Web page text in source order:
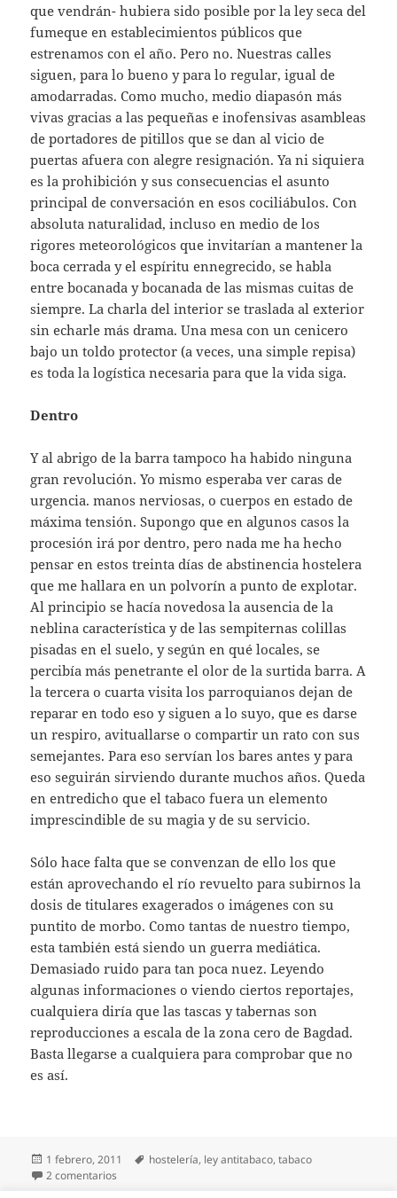
que vendrán- hubiera sido posible por la ley seca del
fumeque en establecimientos públicos que
estrenamos con el año. Pero no. Nuestras calles
siguen, para lo bueno y para lo regular, igual de
amodarradas. Como mucho, medio diapasón más
vivas gracias a las pequeñas e inofensivas asambleas
de portadores de pitillos que se dan al vicio de
puertas afuera con alegre resignación. Ya ni siquiera
es la prohibición y sus consecuencias el asunto
principal de conversación en esos cociliábulos. Con
absoluta naturalidad, incluso en medio de los
rigores meteorológicos que invitarían a mantener la
boca cerrada y el espíritu ennegrecido, se habla
entre bocanada y bocanada de las mismas cuitas de
siempre. La charla del interior se traslada al exterior
sin echarle más drama. Una mesa con un cenicero
bajo un toldo protector (a veces, una simple repisa)
es toda la logística necesaria para que la vida siga.
Dentro
Y al abrigo de la barra tampoco ha habido ninguna
gran revolución. Yo mismo esperaba ver caras de
urgencia. manos nerviosas, o cuerpos en estado de
máxima tensión. Supongo que en algunos casos la
procesión irá por dentro, pero nada me ha hecho
pensar en estos treinta días de abstinencia hostelera
que me hallara en un polvorín a punto de explotar.
Al principio se hacía novedosa la ausencia de la
neblina característica y de las sempiternas colillas
pisadas en el suelo, y según en qué locales, se
percibía más penetrante el olor de la surtida barra. A
la tercera o cuarta visita los parroquianos dejan de
reparar en todo eso y siguen a lo suyo, que es darse
un respiro, avituallarse o compartir un rato con sus
semejantes. Para eso servían los bares antes y para
eso seguirán sirviendo durante muchos años. Queda
en entredicho que el tabaco fuera un elemento
imprescindible de su magia y de su servicio.
Sólo hace falta que se convenzan de ello los que
están aprovechando el río revuelto para subirnos la
dosis de titulares exagerados o imágenes con su
puntito de morbo. Como tantas de nuestro tiempo,
esta también está siendo un guerra mediática.
Demasiado ruido para tan poca nuez. Leyendo
algunas informaciones o viendo ciertos reportajes,
cualquiera diría que las tascas y tabernas son
reproducciones a escala de la zona cero de Bagdad.
Basta llegarse a cualquiera para comprobar que no
es así.
Publicado
el
1 febrero, 2011 Etiquetas
hostelería, ley antitabaco,tabaco
2 comentarios